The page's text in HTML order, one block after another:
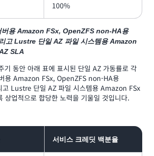
100%
용 Amazon FSx, OpenZFS non-HA용
고 Lustre 단일 AZ 파일 시스템용 Amazon
SLA
기 동안 아래 표에 표시된 단일 AZ 가동률로 각
용 Amazon FSx, OpenZFS non-HA용
Lustre 단일 AZ 파일 시스템용 Amazon FSx
상업적으로 합당한 노력을 기울일 것입니다.
서비스 크레딧 백분율